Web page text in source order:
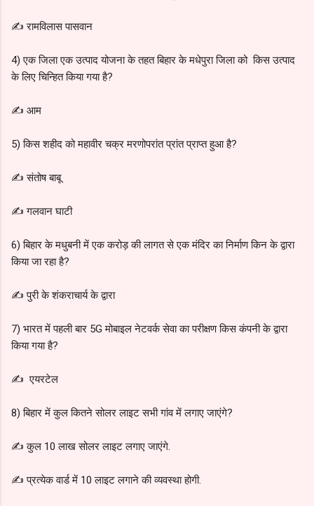
✍️ रामविलास पासवान
4) एक जिला एक उत्पाद योजना के तहत बिहार के मधेपुरा जिला को किस उत्पाद
के लिए चिन्हित किया गया है?
✍️ आम
5) किस शहीद को महावीर चक्र मरणोपरांत प्रांत प्राप्त हुआ है?
✍️ संतोष बाबू
✍️ गलवान घाटी
6) बिहार के मधुबनी में एक करोड़ की लागत से एक मंदिर का निर्माण किन के द्वारा
किया जा रहा है?
✍️ पुरी के शंकराचार्य के द्वारा
7) भारत में पहली बार 5G मोबाइल नेटवर्क सेवा का परीक्षण किस कंपनी के द्वारा
किया गया है?
✍️ एयरटेल
8) बिहार में कुल कितने सोलर लाइट सभी गांव में लगाए जाएंगे?
✍️ कुल 10 लाख सोलर लाइट लगाए जाएंगे.
✍️ प्रत्येक वार्ड में 10 लाइट लगाने की व्यवस्था होगी.